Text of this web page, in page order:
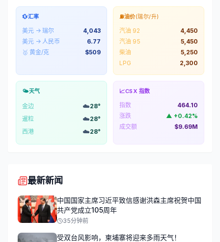
💱汇率
美元 → 瑞尔
4,043
美元 → 人民币
6.77
🥇 黄金/克
$509
⛽油价(瑞尔/升)
汽油 92
4,450
汽油 95
5,450
柴油
5,250
LPG
2,300
🌤️天气
金边 ☁️28°
暹粒
☁️28°
西港
☁️28°
📈CSX 指数
指数
464.10
涨跌
▲ +0.42%
成交额
$9.69M
最新新闻
中国国家主席习近平致信感谢洪森主席祝贺中国
共产党成立105周年
35分钟前
受双台风影响，柬埔寨将迎来多雨天气！